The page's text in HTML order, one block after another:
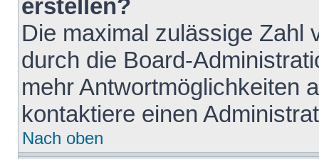
erstellen?
Die maximal zulässige Zahl
durch die Board-
mehr Antwortmöglichkeiten
kontaktiere einen
Nach oben